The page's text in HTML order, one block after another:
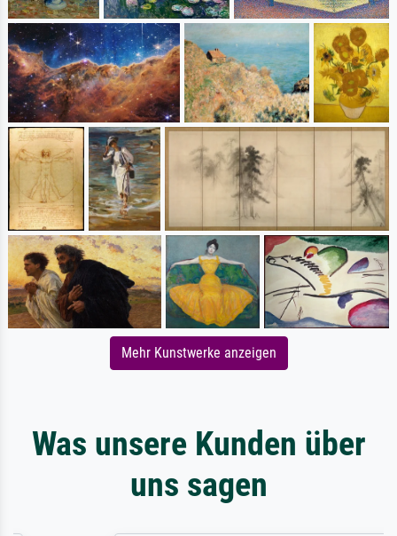
Mehr Kunstwerke anzeigen
Was unsere Kunden über
uns sagen